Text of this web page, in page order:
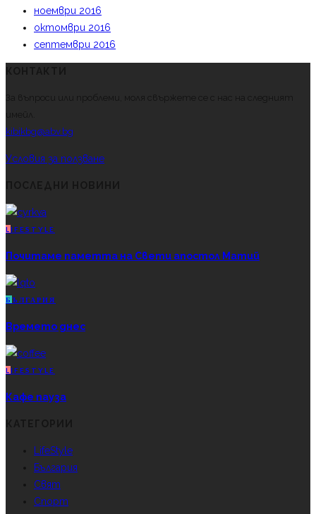
ноември 2016
октомври 2016
септември 2016
За въпроси или проблеми, моля свържете се с нас на следният
имейл.
kibikbg@abv.bg
Условия за ползване
L IFESTYLE
Почитаме паметта на Свети апостол Матий
Б ЪЛГАРИЯ
Времето днес
L IFESTYLE
Кафе пауза
LifeStyle
България
Свят
Спорт